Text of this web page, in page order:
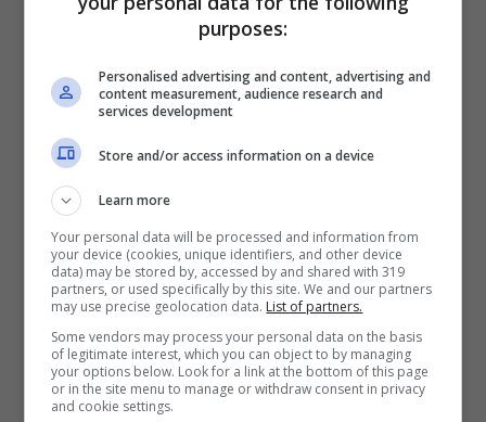
Dall’altro versante però c’è da registrare
pro-capite di rifuti: nel 2010 si è fermata a
572 chili annui per abitazione
diminuzione dell’1,4% rispetto all’anno
precedente. Quindi si è avuto un incremento dei
costi del servizio nonostante il calo di
produzione dei rifiuti, questo perché la Tarsu
viene pagata in base alla superficie abitativa ed
è quindi svincolata dall’effettiva produzione di
rifiuti, dai costi di smaltimento e dalla qualità
del servizio offerto. I dati sono raccolti in
un’indagine condotta dall’Osservatorio sui
prezzi e le tariffe di Cittadinanzattiva: in
evidenza per la Campania anche un
purposes:
Personalised advertising and content, advertising and
content measurement, audience research and
services development
Store and/or access information on a device
Learn more
Your personal data will be processed and information from
your device (cookies, unique identifiers, and other device
data) may be stored by, accessed by and shared with 319
partners, or used specifically by this site. We and our partners
may use precise geolocation data. List of partners.
Some vendors may process your personal data on the basis
of legitimate interest, which you can object to by managing
your options below. Look for a link at the bottom of this page
or in the site menu to manage or withdraw consent in privacy
and cookie settings.